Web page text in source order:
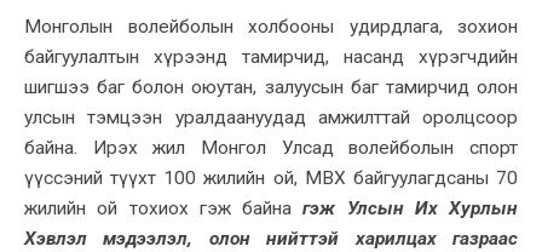
Монголын волейболын холбооны удирдлага, зохион
байгуулалтын хүрээнд тамирчид, насанд хүрэгчдийн
шигшээ баг болон оюутан, залуусын баг тамирчид олон
улсын тэмцээн уралдаануудад амжилттай оролцсоор
байна. Ирэх жил Монгол Улсад волейболын спорт
үүссэний түүхт 100 жилийн ой, МВХ байгуулагдсаны 70
жилийн ой тохиох гэж байнагэж Улсын Их Хурлын
Хэвлэл мэдээлэл, олон нийттэй харилцах газраас